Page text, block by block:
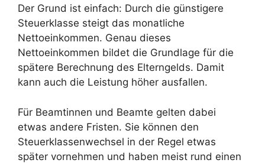
Der Grund ist einfach: Durch die günstigere
Steuerklasse steigt das monatliche
Nettoeinkommen. Genau dieses
Nettoeinkommen bildet die Grundlage für die
spätere Berechnung des Elterngelds. Damit
kann auch die Leistung höher ausfallen.
Für Beamtinnen und Beamte gelten dabei
etwas andere Fristen. Sie können den
Steuerklassenwechsel in der Regel etwas
später vornehmen und haben meist rund einen